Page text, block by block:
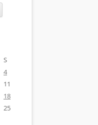
S
4
11
18
25